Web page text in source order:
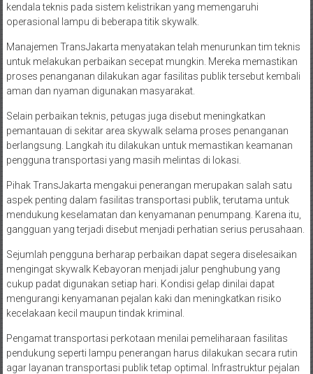
kendala teknis pada sistem kelistrikan yang memengaruhi
operasional lampu di beberapa titik skywalk.
Manajemen TransJakarta menyatakan telah menurunkan tim teknis
untuk melakukan perbaikan secepat mungkin. Mereka memastikan
proses penanganan dilakukan agar fasilitas publik tersebut kembali
aman dan nyaman digunakan masyarakat.
Selain perbaikan teknis, petugas juga disebut meningkatkan
pemantauan di sekitar area skywalk selama proses penanganan
berlangsung. Langkah itu dilakukan untuk memastikan keamanan
pengguna transportasi yang masih melintas di lokasi.
Pihak TransJakarta mengakui penerangan merupakan salah satu
aspek penting dalam fasilitas transportasi publik, terutama untuk
mendukung keselamatan dan kenyamanan penumpang. Karena itu,
gangguan yang terjadi disebut menjadi perhatian serius perusahaan.
Sejumlah pengguna berharap perbaikan dapat segera diselesaikan
mengingat skywalk Kebayoran menjadi jalur penghubung yang
cukup padat digunakan setiap hari. Kondisi gelap dinilai dapat
mengurangi kenyamanan pejalan kaki dan meningkatkan risiko
kecelakaan kecil maupun tindak kriminal.
Pengamat transportasi perkotaan menilai pemeliharaan fasilitas
pendukung seperti lampu penerangan harus dilakukan secara rutin
agar layanan transportasi publik tetap optimal. Infrastruktur pejalan